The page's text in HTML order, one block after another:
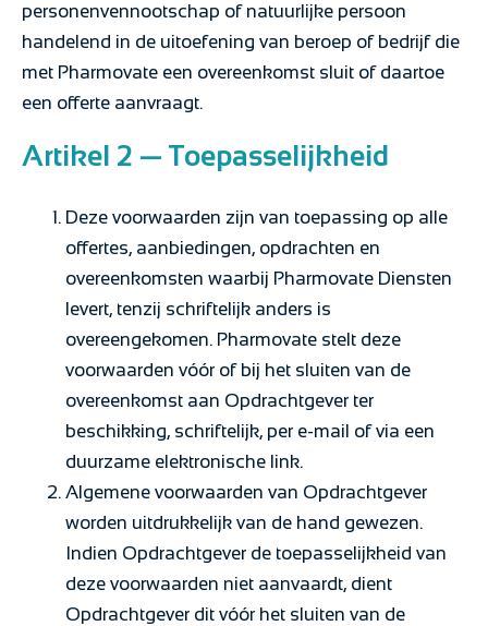
personenvennootschap of natuurlijke persoon
handelend in de uitoefening van beroep of bedrijf die
met Pharmovate een overeenkomst sluit of daartoe
een offerte aanvraagt.
Artikel 2 — Toepasselijkheid
Deze voorwaarden zijn van toepassing op alle
offertes, aanbiedingen, opdrachten en
overeenkomsten waarbij Pharmovate Diensten
levert, tenzij schriftelijk anders is
overeengekomen. Pharmovate stelt deze
voorwaarden vóór of bij het sluiten van de
overeenkomst aan Opdrachtgever ter
beschikking, schriftelijk, per e-mail of via een
duurzame elektronische link.
Algemene voorwaarden van Opdrachtgever
worden uitdrukkelijk van de hand gewezen.
Indien Opdrachtgever de toepasselijkheid van
deze voorwaarden niet aanvaardt, dient
Opdrachtgever dit vóór het sluiten van de